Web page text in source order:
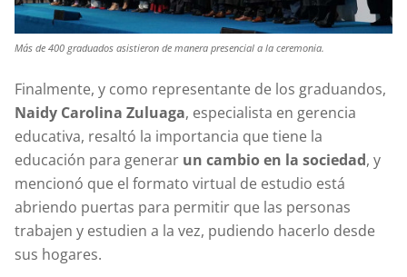
Más de 400 graduados asistieron de manera presencial a la ceremonia.
Finalmente, y como representante de los graduandos,
Naidy Carolina Zuluaga, especialista en gerencia
educativa, resaltó la importancia que tiene la
educación para generar un cambio en la sociedad, y
mencionó que el formato virtual de estudio está
abriendo puertas para permitir que las personas
trabajen y estudien a la vez, pudiendo hacerlo desde
sus hogares.